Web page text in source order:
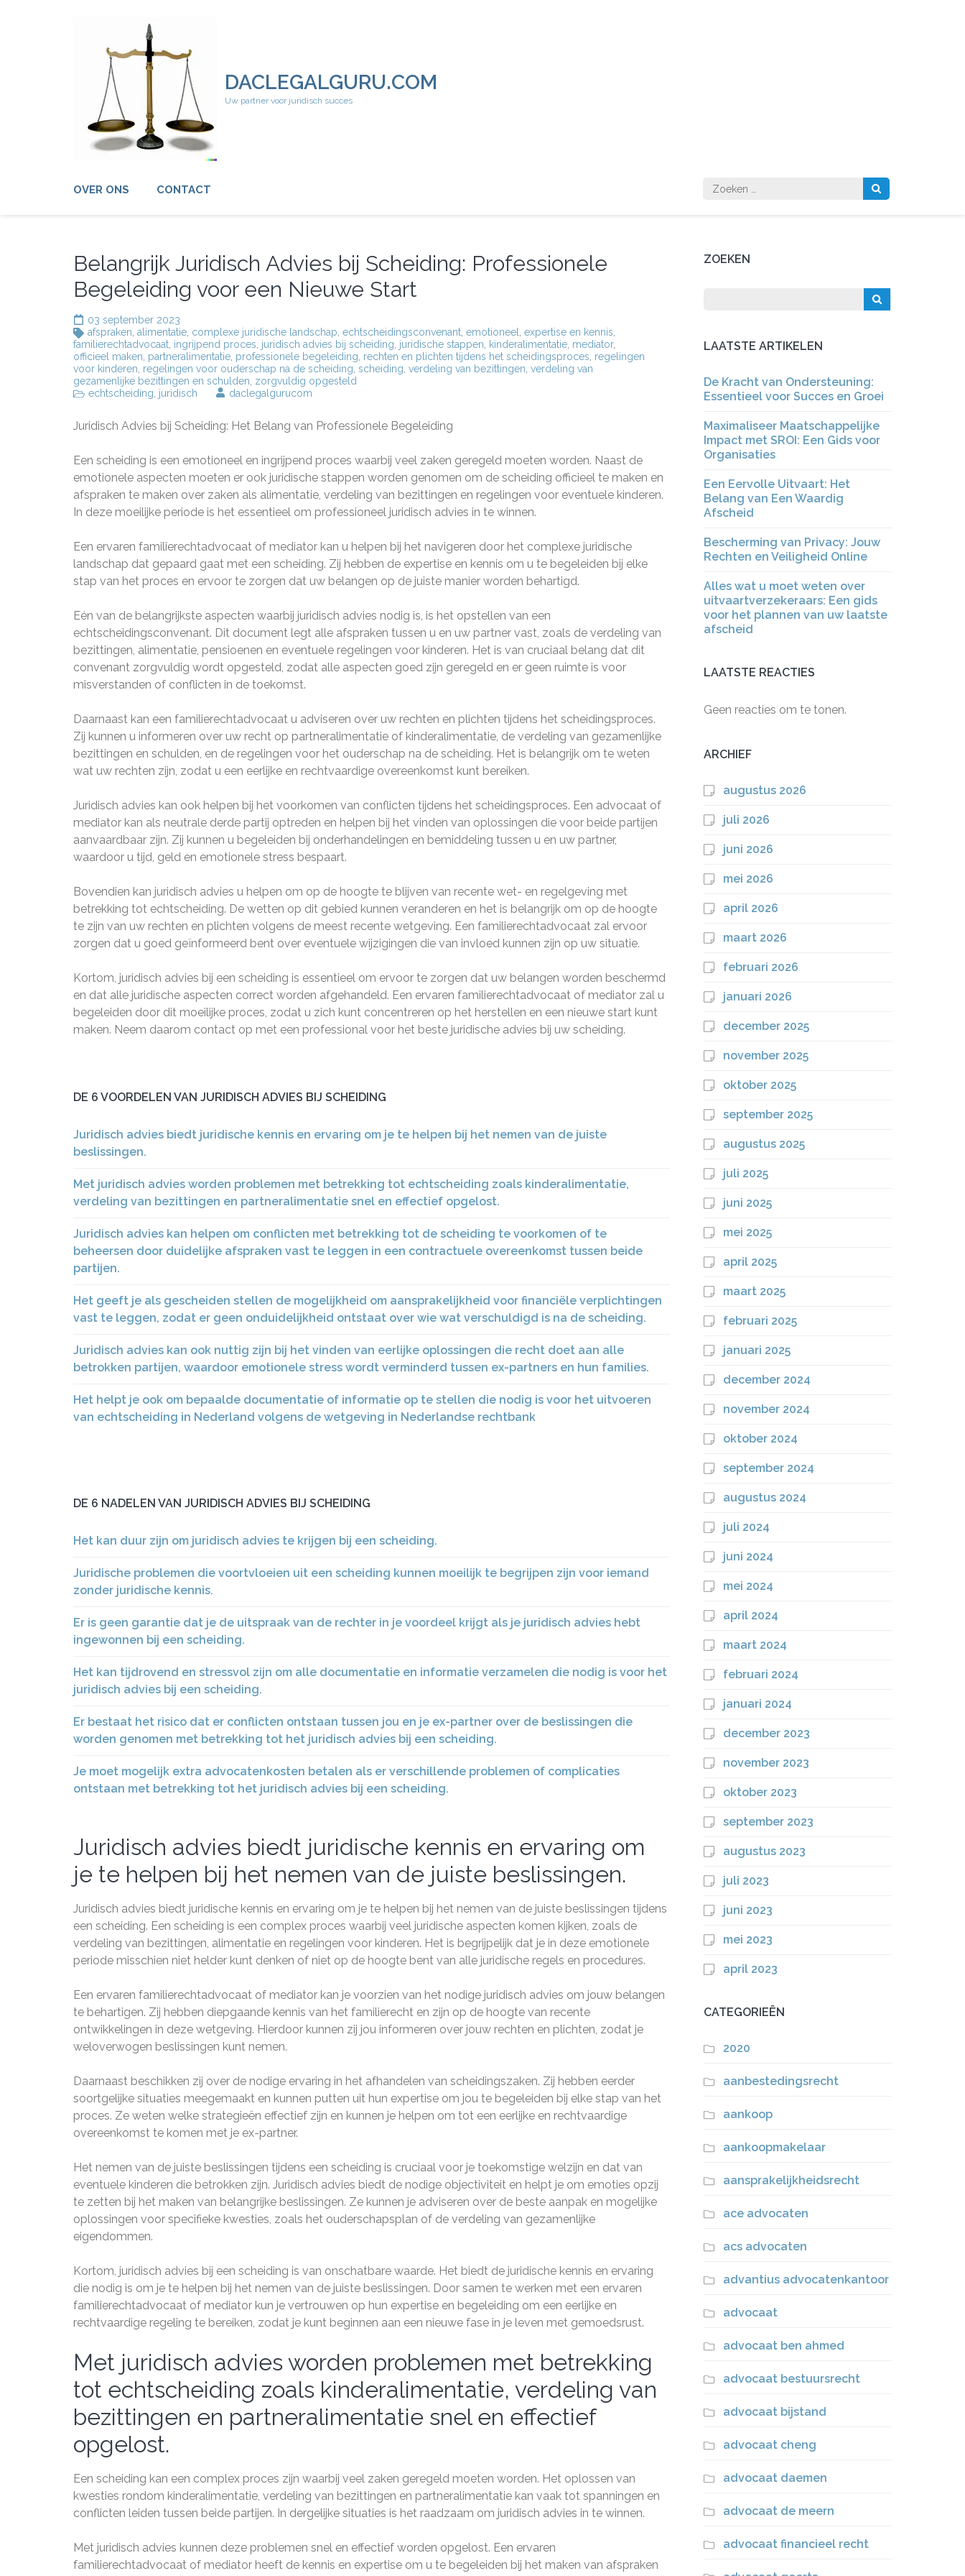
DACLEGALGURU.COM
Uw partner voor juridisch succes
OVER ONS CONTACT
Zoeken
naar:
Belangrijk Juridisch Advies bij Scheiding: Professionele
Begeleiding voor een Nieuwe Start
03 september 2023
afspraken alimentatie complexe juridische landschap echtscheidingsconvenant emotioneel expertise en kennis
familierechtadvocaat ingrijpend proces juridisch advies bij scheiding juridische stappen kinderalimentatie mediator,
officieel maken partneralimentatie professionele begeleiding rechten en plichten tijdens het scheidingsproces regelingen
voor kinderen regelingen voor ouderschap na de scheiding scheiding verdeling van bezittingen verdeling van
gezamenlijke bezittingen en schulden zorgvuldig opgesteld
echtscheiding juridisch daclegalgurucom
Juridisch Advies bij Scheiding: Het Belang van Professionele Begeleiding
Een scheiding is een emotioneel en ingrijpend proces waarbij veel zaken geregeld moeten worden. Naast de
emotionele aspecten moeten er ook juridische stappen worden genomen om de scheiding officieel te maken en
afspraken te maken over zaken als alimentatie, verdeling van bezittingen en regelingen voor eventuele kinderen.
In deze moeilijke periode is het essentieel om professioneel juridisch advies in te winnen.
Een ervaren familierechtadvocaat of mediator kan u helpen bij het navigeren door het complexe juridische
landschap dat gepaard gaat met een scheiding. Zij hebben de expertise en kennis om u te begeleiden bij elke
stap van het proces en ervoor te zorgen dat uw belangen op de juiste manier worden behartigd.
Eén van de belangrijkste aspecten waarbij juridisch advies nodig is, is het opstellen van een
echtscheidingsconvenant. Dit document legt alle afspraken tussen u en uw partner vast, zoals de verdeling van
bezittingen, alimentatie, pensioenen en eventuele regelingen voor kinderen. Het is van cruciaal belang dat dit
convenant zorgvuldig wordt opgesteld, zodat alle aspecten goed zijn geregeld en er geen ruimte is voor
misverstanden of conflicten in de toekomst.
Daarnaast kan een familierechtadvocaat u adviseren over uw rechten en plichten tijdens het scheidingsproces.
Zij kunnen u informeren over uw recht op partneralimentatie of kinderalimentatie, de verdeling van gezamenlijke
bezittingen en schulden, en de regelingen voor het ouderschap na de scheiding. Het is belangrijk om te weten
wat uw rechten zijn, zodat u een eerlijke en rechtvaardige overeenkomst kunt bereiken.
Juridisch advies kan ook helpen bij het voorkomen van conflicten tijdens het scheidingsproces. Een advocaat of
mediator kan als neutrale derde partij optreden en helpen bij het vinden van oplossingen die voor beide partijen
aanvaardbaar zijn. Zij kunnen u begeleiden bij onderhandelingen en bemiddeling tussen u en uw partner,
waardoor u tijd, geld en emotionele stress bespaart.
Bovendien kan juridisch advies u helpen om op de hoogte te blijven van recente wet- en regelgeving met
betrekking tot echtscheiding. De wetten op dit gebied kunnen veranderen en het is belangrijk om op de hoogte
te zijn van uw rechten en plichten volgens de meest recente wetgeving. Een familierechtadvocaat zal ervoor
zorgen dat u goed geïnformeerd bent over eventuele wijzigingen die van invloed kunnen zijn op uw situatie.
Kortom, juridisch advies bij een scheiding is essentieel om ervoor te zorgen dat uw belangen worden beschermd
en dat alle juridische aspecten correct worden afgehandeld. Een ervaren familierechtadvocaat of mediator zal u
begeleiden door dit moeilijke proces, zodat u zich kunt concentreren op het herstellen en een nieuwe start kunt
maken. Neem daarom contact op met een professional voor het beste juridische advies bij uw scheiding.
DE 6 VOORDELEN VAN JURIDISCH ADVIES BIJ SCHEIDING
Juridisch advies biedt juridische kennis en ervaring om je te helpen bij het nemen van de juiste
beslissingen.
Met juridisch advies worden problemen met betrekking tot echtscheiding zoals kinderalimentatie,
verdeling van bezittingen en partneralimentatie snel en effectief opgelost.
Juridisch advies kan helpen om conflicten met betrekking tot de scheiding te voorkomen of te
beheersen door duidelijke afspraken vast te leggen in een contractuele overeenkomst tussen beide
partijen.
Het geeft je als gescheiden stellen de mogelijkheid om aansprakelijkheid voor financiële verplichtingen
vast te leggen, zodat er geen onduidelijkheid ontstaat over wie wat verschuldigd is na de scheiding.
Juridisch advies kan ook nuttig zijn bij het vinden van eerlijke oplossingen die recht doet aan alle
betrokken partijen, waardoor emotionele stress wordt verminderd tussen ex-partners en hun families.
Het helpt je ook om bepaalde documentatie of informatie op te stellen die nodig is voor het uitvoeren
van echtscheiding in Nederland volgens de wetgeving in Nederlandse rechtbank
DE 6 NADELEN VAN JURIDISCH ADVIES BIJ SCHEIDING
Het kan duur zijn om juridisch advies te krijgen bij een scheiding.
Juridische problemen die voortvloeien uit een scheiding kunnen moeilijk te begrijpen zijn voor iemand
zonder juridische kennis.
Er is geen garantie dat je de uitspraak van de rechter in je voordeel krijgt als je juridisch advies hebt
ingewonnen bij een scheiding.
Het kan tijdrovend en stressvol zijn om alle documentatie en informatie verzamelen die nodig is voor het
juridisch advies bij een scheiding.
Er bestaat het risico dat er conflicten ontstaan tussen jou en je ex-partner over de beslissingen die
worden genomen met betrekking tot het juridisch advies bij een scheiding.
Je moet mogelijk extra advocatenkosten betalen als er verschillende problemen of complicaties
ontstaan met betrekking tot het juridisch advies bij een scheiding.
Juridisch advies biedt juridische kennis en ervaring om
je te helpen bij het nemen van de juiste beslissingen.
Juridisch advies biedt juridische kennis en ervaring om je te helpen bij het nemen van de juiste beslissingen tijdens
een scheiding. Een scheiding is een complex proces waarbij veel juridische aspecten komen kijken, zoals de
verdeling van bezittingen, alimentatie en regelingen voor kinderen. Het is begrijpelijk dat je in deze emotionele
periode misschien niet helder kunt denken of niet op de hoogte bent van alle juridische regels en procedures.
Een ervaren familierechtadvocaat of mediator kan je voorzien van het nodige juridisch advies om jouw belangen
te behartigen. Zij hebben diepgaande kennis van het familierecht en zijn op de hoogte van recente
ontwikkelingen in deze wetgeving. Hierdoor kunnen zij jou informeren over jouw rechten en plichten, zodat je
weloverwogen beslissingen kunt nemen.
Daarnaast beschikken zij over de nodige ervaring in het afhandelen van scheidingszaken. Zij hebben eerder
soortgelijke situaties meegemaakt en kunnen putten uit hun expertise om jou te begeleiden bij elke stap van het
proces. Ze weten welke strategieën effectief zijn en kunnen je helpen om tot een eerlijke en rechtvaardige
overeenkomst te komen met je ex-partner.
Het nemen van de juiste beslissingen tijdens een scheiding is cruciaal voor je toekomstige welzijn en dat van
eventuele kinderen die betrokken zijn. Juridisch advies biedt de nodige objectiviteit en helpt je om emoties opzij
te zetten bij het maken van belangrijke beslissingen. Ze kunnen je adviseren over de beste aanpak en mogelijke
oplossingen voor specifieke kwesties, zoals het ouderschapsplan of de verdeling van gezamenlijke
eigendommen.
Kortom, juridisch advies bij een scheiding is van onschatbare waarde. Het biedt de juridische kennis en ervaring
die nodig is om je te helpen bij het nemen van de juiste beslissingen. Door samen te werken met een ervaren
familierechtadvocaat of mediator kun je vertrouwen op hun expertise en begeleiding om een eerlijke en
rechtvaardige regeling te bereiken, zodat je kunt beginnen aan een nieuwe fase in je leven met gemoedsrust.
Met juridisch advies worden problemen met betrekking
tot echtscheiding zoals kinderalimentatie, verdeling van
bezittingen en partneralimentatie snel en effectief
opgelost.
Een scheiding kan een complex proces zijn waarbij veel zaken geregeld moeten worden. Het oplossen van
kwesties rondom kinderalimentatie, verdeling van bezittingen en partneralimentatie kan vaak tot spanningen en
conflicten leiden tussen beide partijen. In dergelijke situaties is het raadzaam om juridisch advies in te winnen.
Met juridisch advies kunnen deze problemen snel en effectief worden opgelost. Een ervaren
familierechtadvocaat of mediator heeft de kennis en expertise om u te begeleiden bij het maken van afspraken
ZOEKEN
LAATSTE ARTIKELEN
De Kracht van Ondersteuning:
Essentieel voor Succes en Groei
Maximaliseer Maatschappelijke
Impact met SROI: Een Gids voor
Organisaties
Een Eervolle Uitvaart: Het
Belang van Een Waardig
Afscheid
Bescherming van Privacy: Jouw
Rechten en Veiligheid Online
Alles wat u moet weten over
uitvaartverzekeraars: Een gids
voor het plannen van uw laatste
afscheid
LAATSTE REACTIES
Geen reacties om te tonen.
ARCHIEF
augustus 2026
juli 2026
juni 2026
mei 2026
april 2026
maart 2026
februari 2026
januari 2026
december 2025
november 2025
oktober 2025
september 2025
augustus 2025
juli 2025
juni 2025
mei 2025
april 2025
maart 2025
februari 2025
januari 2025
december 2024
november 2024
oktober 2024
september 2024
augustus 2024
juli 2024
juni 2024
mei 2024
april 2024
maart 2024
februari 2024
januari 2024
december 2023
november 2023
oktober 2023
september 2023
augustus 2023
juli 2023
juni 2023
mei 2023
april 2023
CATEGORIEËN
2020
aanbestedingsrecht
aankoop
aankoopmakelaar
aansprakelijkheidsrecht
ace advocaten
acs advocaten
advantius advocatenkantoor
advocaat
advocaat ben ahmed
advocaat bestuursrecht
advocaat bijstand
advocaat cheng
advocaat daemen
advocaat de meern
advocaat financieel recht